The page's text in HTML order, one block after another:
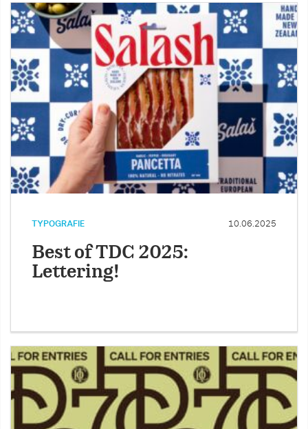
TYPOGRAFIE 10.06.2025
Best of TDC 2025:
Lettering!